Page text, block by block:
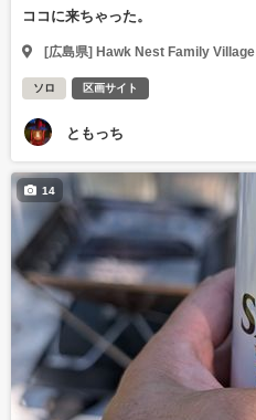
ココに来ちゃった。
[広島県] Hawk Nest Family Village
ソロ 区画サイト
ともっち
14